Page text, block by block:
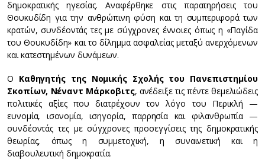
δημοκρατικής ηγεσίας. Αναφέρθηκε στις παρατηρήσεις του
Θουκυδίδη για την ανθρώπινη φύση και τη συμπεριφορά των
κρατών, συνδέοντάς τες με σύγχρονες έννοιες όπως η «Παγίδα
του Θουκυδίδη» και το δίλημμα ασφαλείας μεταξύ ανερχόμενων
και κατεστημένων δυνάμεων.
Ο Καθηγητής της Νομικής Σχολής του Πανεπιστημίου
Σκοπίων, Νέναντ Μάρκοβιτς, ανέδειξε τις πέντε θεμελιώδεις
πολιτικές αξίες που διατρέχουν τον λόγο του Περικλή —
ευνομία, ισονομία, ισηγορία, παρρησία και φιλανθρωπία —
συνδέοντάς τες με σύγχρονες προσεγγίσεις της δημοκρατικής
θεωρίας, όπως η συμμετοχική, η συναινετική και η
διαβουλευτική δημοκρατία.